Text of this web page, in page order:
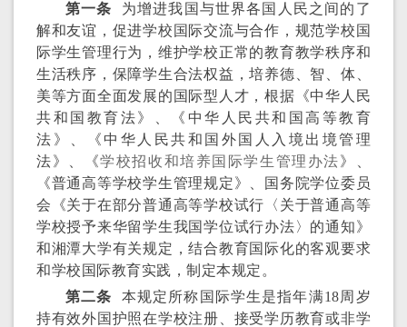
第一条 为增进我国与世界各国人民之间的了
解和友谊，促进学校国际交流与合作，规范学校国
际学生管理行为，维护学校正常的教育教学秩序和
生活秩序，保障学生合法权益，培养德、智、体、
美等方面全面发展的国际型人才，根据《中华人民
共和国教育法》、《中华人民共和国高等教育
法》、《中华人民共和国外国人入境出境管理
法》、《学校招收和培养国际学生管理办法》、
《普通高等学校学生管理规定》、国务院学位委员
会《关于在部分普通高等学校试行〈关于普通高等
学校授予来华留学生我国学位试行办法〉的通知》
和湘潭大学有关规定，结合教育国际化的客观要求
和学校国际教育实践，制定本规定。
第二条 本规定所称国际学生是指年满18周岁
持有效外国护照在学校注册、接受学历教育或非学